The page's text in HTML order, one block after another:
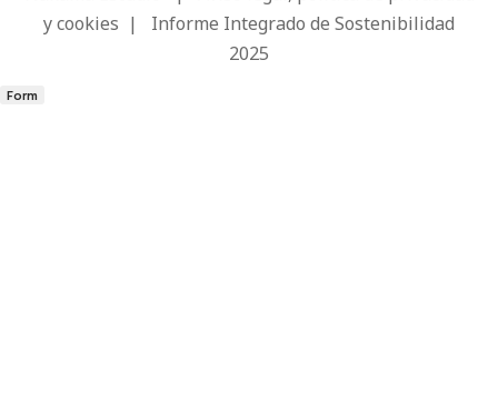
y cookies | Informe Integrado de Sostenibilidad
2025
Form